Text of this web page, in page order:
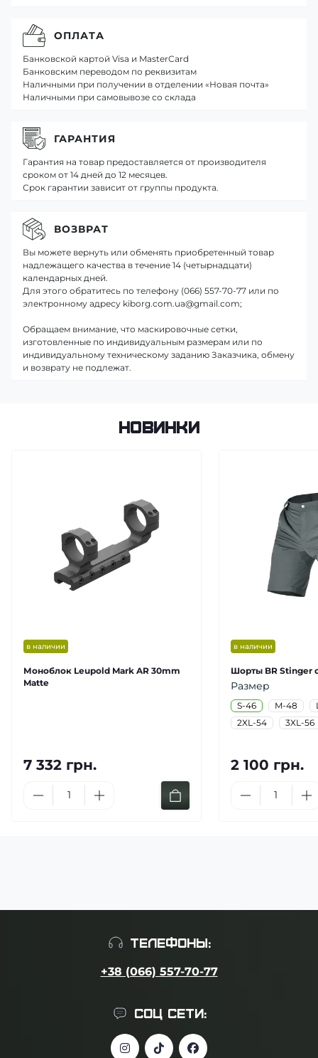
ОПЛАТА
Банковской картой Visa и MasterCard
Банковским переводом по реквизитам
Наличными при получении в отделении «Новая почта»
Наличными при самовывозе со склада
ГАРАНТИЯ
Гарантия на товар предоставляется от производителя
сроком от 14 дней до 12 месяцев.
Срок гарантии зависит от группы продукта.
ВОЗВРАТ
Вы можете вернуть или обменять приобретенный товар
надлежащего качества в течение 14 (четырнадцати)
календарных дней.
Для этого обратитесь по телефону (066) 557-70-77 или по
электронному адресу kiborg.com.ua@gmail.com;
Обращаем внимание, что маскировочные сетки,
изготовленные по индивидуальным размерам или по
индивидуальному техническому заданию Заказчика, обмену
и возврату не подлежат.
Новинки
в наличии
Моноблок Leupold Mark AR 30mm
Matte
7 332 грн.
в наличии
Шорты BR Stinger
Размер
S-46 M-48
2XL-54
3XL-56
2 100 грн.
ТЕЛЕФОНЫ:
+38 (066) 557-70-77
СОЦ СЕТИ: